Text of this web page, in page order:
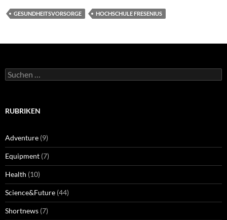
GESUNDHEITSVORSORGE HOCHSCHULE FRESENIUS
Suchen
nach:
RUBRIKEN
Adventure (9)
Equipment (7)
Health (10)
Science&Future (44)
Shortnews (7)